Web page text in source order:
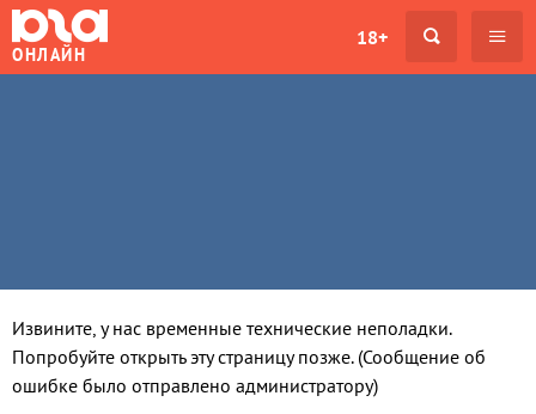
ОНЛАЙН
18+
Извините, у нас временные технические неполадки.
Попробуйте открыть эту страницу позже. (Сообщение об
ошибке было отправлено администратору)